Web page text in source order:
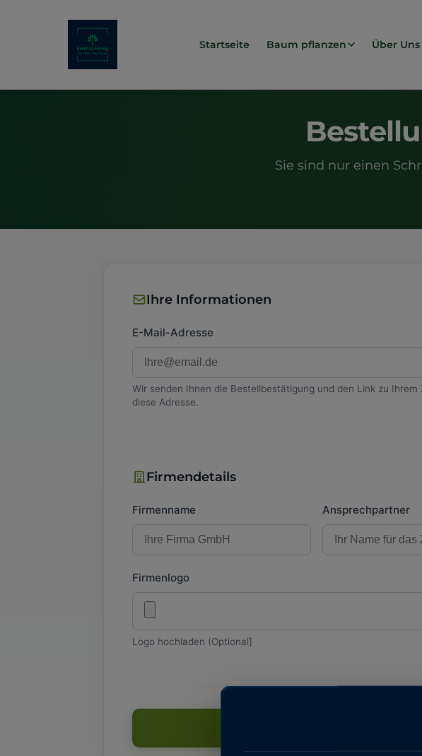
Startseite Baum pflanzen Über Uns
Sie sind nur einen
Ihre Informationen
E-Mail-Adresse
Wir senden Ihnen die Bestellbestätigung und den Link zu Ihrem
diese Adresse.
Firmendetails
Firmenname Ansprechpartner
Firmenlogo
Logo hochladen (Optional]